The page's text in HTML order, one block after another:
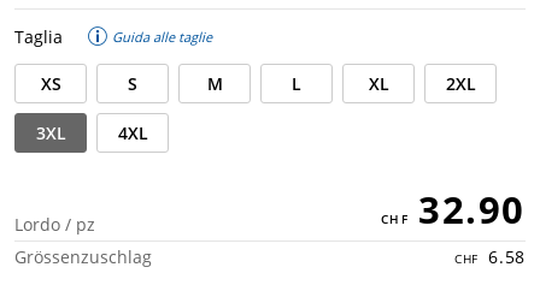
Taglia Guida alle taglie
XS S M L XL 2XL
3XL 4XL
Lordo / pz 32.90
Grössenzuschlag 6.58